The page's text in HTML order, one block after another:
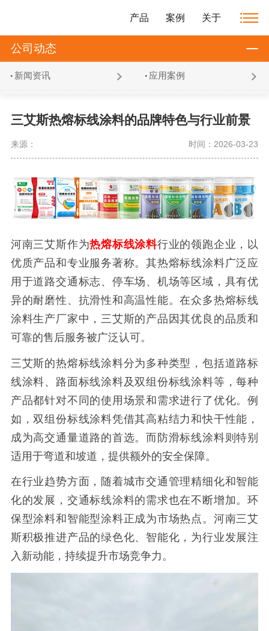
产品 案例 关于
公司动态
新闻资讯 应用案例
三艾斯热熔标线涂料的品牌特色与行业前景
来源： 时间：2026-03-23
河南三艾斯作为热熔标线涂料行业的领跑企业，以
优质产品和专业服务著称。其热熔标线涂料广泛应
用于道路交通标志、停车场、机场等区域，具有优
异的耐磨性、抗滑性和高温性能。在众多热熔标线
涂料生产厂家中，三艾斯的产品因其优良的品质和
可靠的售后服务被广泛认可。
三艾斯的热熔标线涂料分为多种类型，包括道路标
线涂料、路面标线涂料及双组份标线涂料等，每种
产品都针对不同的使用场景和需求进行了优化。例
如，双组份标线涂料凭借其高粘结力和快干性能，
成为高交通量道路的首选。而防滑标线涂料则特别
适用于弯道和坡道，提供额外的安全保障。
在行业趋势方面，随着城市交通管理精细化和智能
化的发展，交通标线涂料的需求也在不断增加。环
保型涂料和智能型涂料正成为市场热点。河南三艾
斯积极推进产品的绿色化、智能化，为行业发展注
入新动能，持续提升市场竞争力。